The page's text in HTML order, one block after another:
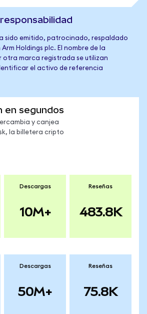
sido emitido, patrocinado, respaldado
Holdings plc. El nombre de la
otra marca registrada se utilizan
el activo de referencia
en segundos
y canjea
la billetera cripto
Descargas
10M+
Reseñas
483.8K
Descargas
50M+
Reseñas
75.8K